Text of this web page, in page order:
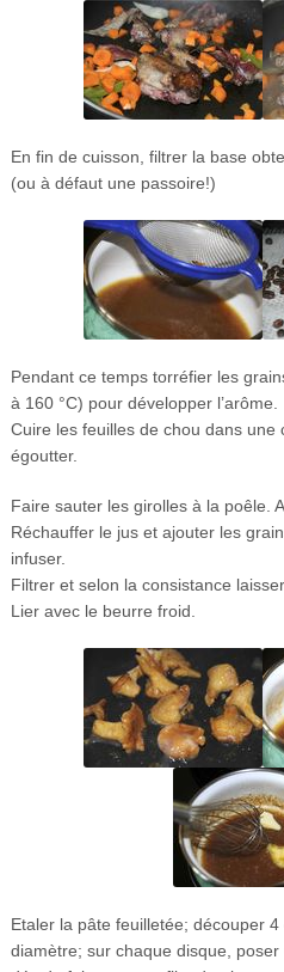
En fin de cuisson, filtrer la base
(ou à défaut une passoire!)
Pendant ce temps torréfier les
à 160 °C) pour développer l’arôme.
Cuire les feuilles de chou dans une
égoutter.
Faire sauter les girolles à la poêle.
Réchauffer le jus et ajouter les
infuser.
Filtrer et selon la consistance
Lier avec le beurre froid.
Etaler la pâte feuilletée; découper
diamètre; sur chaque disque,